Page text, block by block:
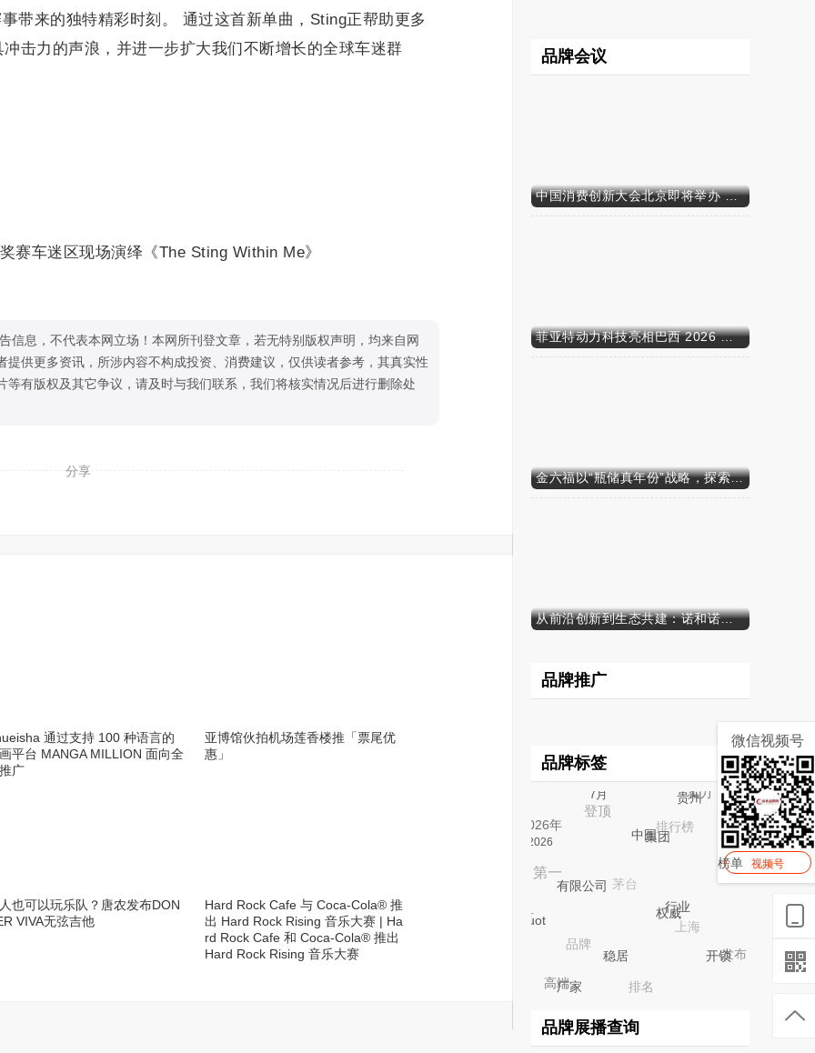
带来的独特精彩时刻。 通过这首新单曲，Sting正帮助更多
击力的声浪，并进一步扩大我们不断增长的全球车迷群
赛车迷区现场演绎《The Sting Within Me》
信息，不代表本网立场！本网所刊登文章，若无特别版权声明，均来自网
供更多资讯，所涉内容不构成投资、消费建议，仅供读者参考，其真实性
有版权及其它争议，请及时与我们联系，我们将核实情况后进行删除处
分享
通过支持 100 种语言的
平台 MANGA MILLION 面向全
广
亚博馆伙拍机场莲香楼推「票尾优
惠」
也可以玩乐队？唐农发布DON
VIVA无弦吉他
Hard Rock Cafe 与 Coca-Cola® 推
出 Hard Rock Rising 音乐大赛 | Ha
rd Rock Cafe 和 Coca-Cola® 推出
Hard Rock Rising 音乐大赛
品牌会议
中国消费创新大会北京即将举办 携手智迈电动车引领消费新时代
菲亚特动力科技亮相巴西 2026 年农业展，动力技术提升到新高度
金六福以“瓶储真年份”战略，探索白酒行业价值新范式
从前沿创新到生态共建：诺和诺德参加中国发展高层论坛2026年年会，携“中国同创”新里程碑深化对华承诺
品牌推广
品牌标签
2026年
7月
登顶
榜首
贵州
实力
高端
厂家
行业
榜
集团
2023
上海
开锁
权威
品牌展播查询
微信视频号
视频号